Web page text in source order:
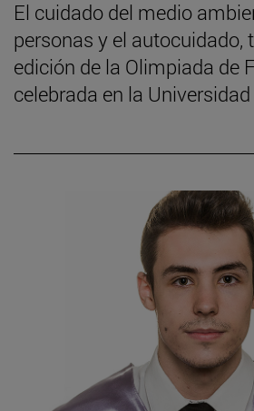
El cuidado del medio
personas y el autocuidado,
edición de la Olimpiada de
celebrada en la